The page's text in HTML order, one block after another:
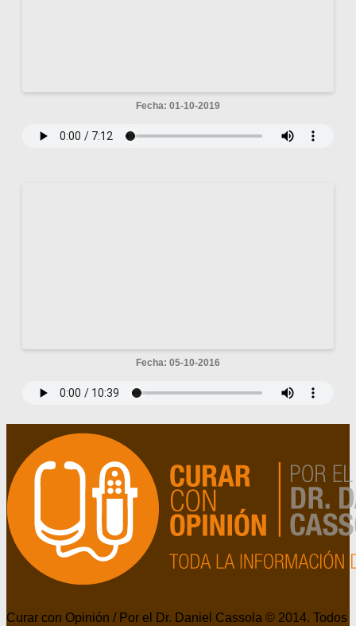
Fecha: 01-10-2019
Fecha: 05-10-2016
Curar con Opinión / Por el Dr. Daniel Cassola © 2014. Todos